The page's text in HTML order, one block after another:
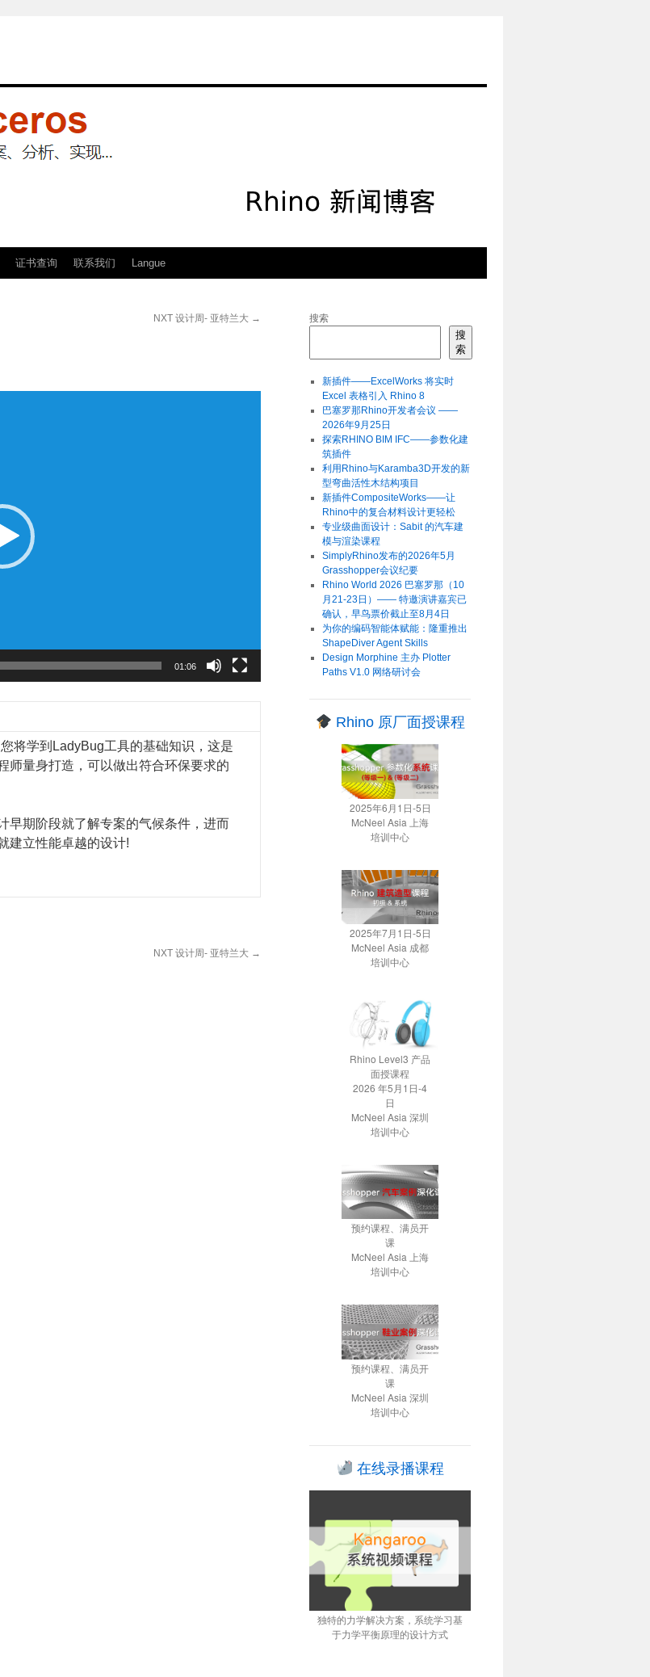
证书查询 联系我们 Langue
NXT 设计周- 亚特兰大 →
01:06
将学到LadyBug工具的基础知识，这是
师量身打造，可以做出符合环保要求的
早期阶段就了解专案的气候条件，进而
建立性能卓越的设计!
NXT 设计周- 亚特兰大 →
搜索
搜
索
新插件——ExcelWorks 将实时
Excel 表格引入 Rhino 8
巴塞罗那Rhino开发者会议 ——
2026年9月25日
探索RHINO BIM IFC——参数化建
筑插件
利用Rhino与Karamba3D开发的新
型弯曲活性木结构项目
新插件CompositeWorks——让
Rhino中的复合材料设计更轻松
专业级曲面设计：Sabit 的汽车建
模与渲染课程
SimplyRhino发布的2026年5月
Grasshopper会议纪要
Rhino World 2026 巴塞罗那（10
月21-23日）—— 特邀演讲嘉宾已
确认，早鸟票价截止至8月4日
为你的编码智能体赋能：隆重推出
ShapeDiver Agent Skills
Design Morphine 主办 Plotter
Paths V1.0 网络研讨会
Rhino 原厂面授课程
2025年6月1日-5日
McNeel Asia 上海
培训中心
2025年7月1日-5日
McNeel Asia 成都
培训中心
Rhino Level3 产品
面授课程
2026 年5月1日-4
日
McNeel Asia 深圳
培训中心
预约课程、满员开
课
McNeel Asia 上海
培训中心
预约课程、满员开
课
McNeel Asia 深圳
培训中心
在线录播课程
独特的力学解决方案，系统学习基
于力学平衡原理的设计方式